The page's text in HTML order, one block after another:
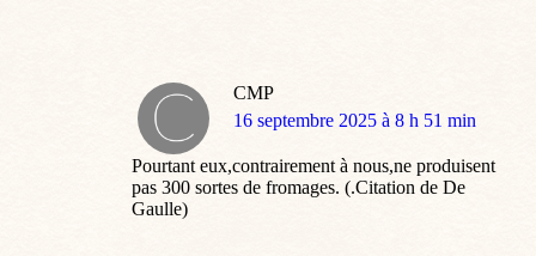
CMP
dit
16 septembre 2025 à 8 h 51 min
Pourtant eux,contrairement à nous,ne produisent
pas 300 sortes de fromages. (.Citation de De
Gaulle)